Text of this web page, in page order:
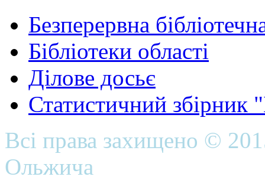
Безперервна
Бібліотеки області
Ділове досьє
Статистичний
Всі права захищено ©
Ольжича